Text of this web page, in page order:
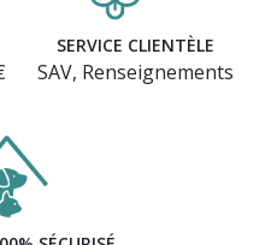
SERVICE CLIENTÈLE
SAV, Renseignements